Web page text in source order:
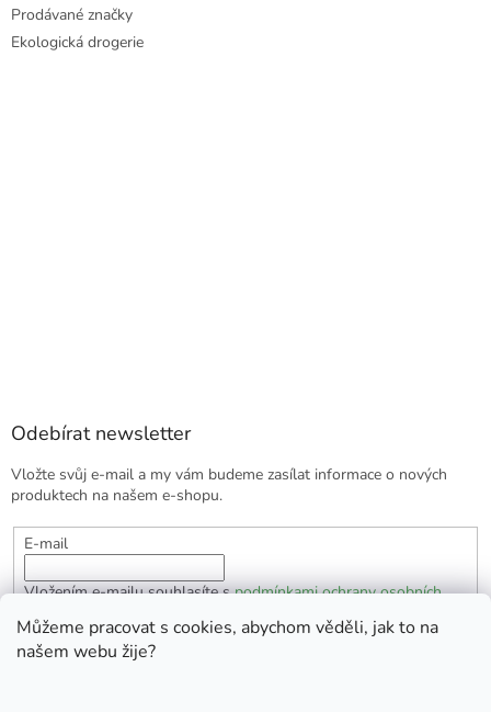
Můžeme pracovat s cookies, abychom věděli, jak to na
našem webu žije?
Prodávané značky
Ekologická drogerie
Odebírat newsletter
Vložte svůj e-mail a my vám budeme zasílat informace o nových
produktech na našem e-shopu.
E-mail
Vložením e-mailu souhlasíte spodmínkami ochrany osobních
PŘIHLÁSIT SE